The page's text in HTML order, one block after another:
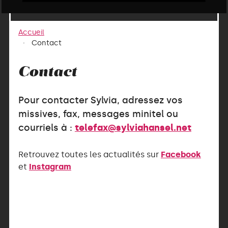
Accueil
Contact
Contact
Pour contacter Sylvia, adressez vos
missives, fax, messages minitel ou
courriels à : telefax@sylviahansel.net
Retrouvez toutes les actualités sur Facebook
et Instagram